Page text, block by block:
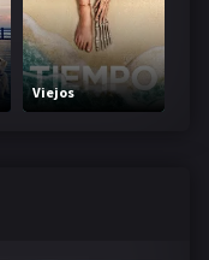
Viejos